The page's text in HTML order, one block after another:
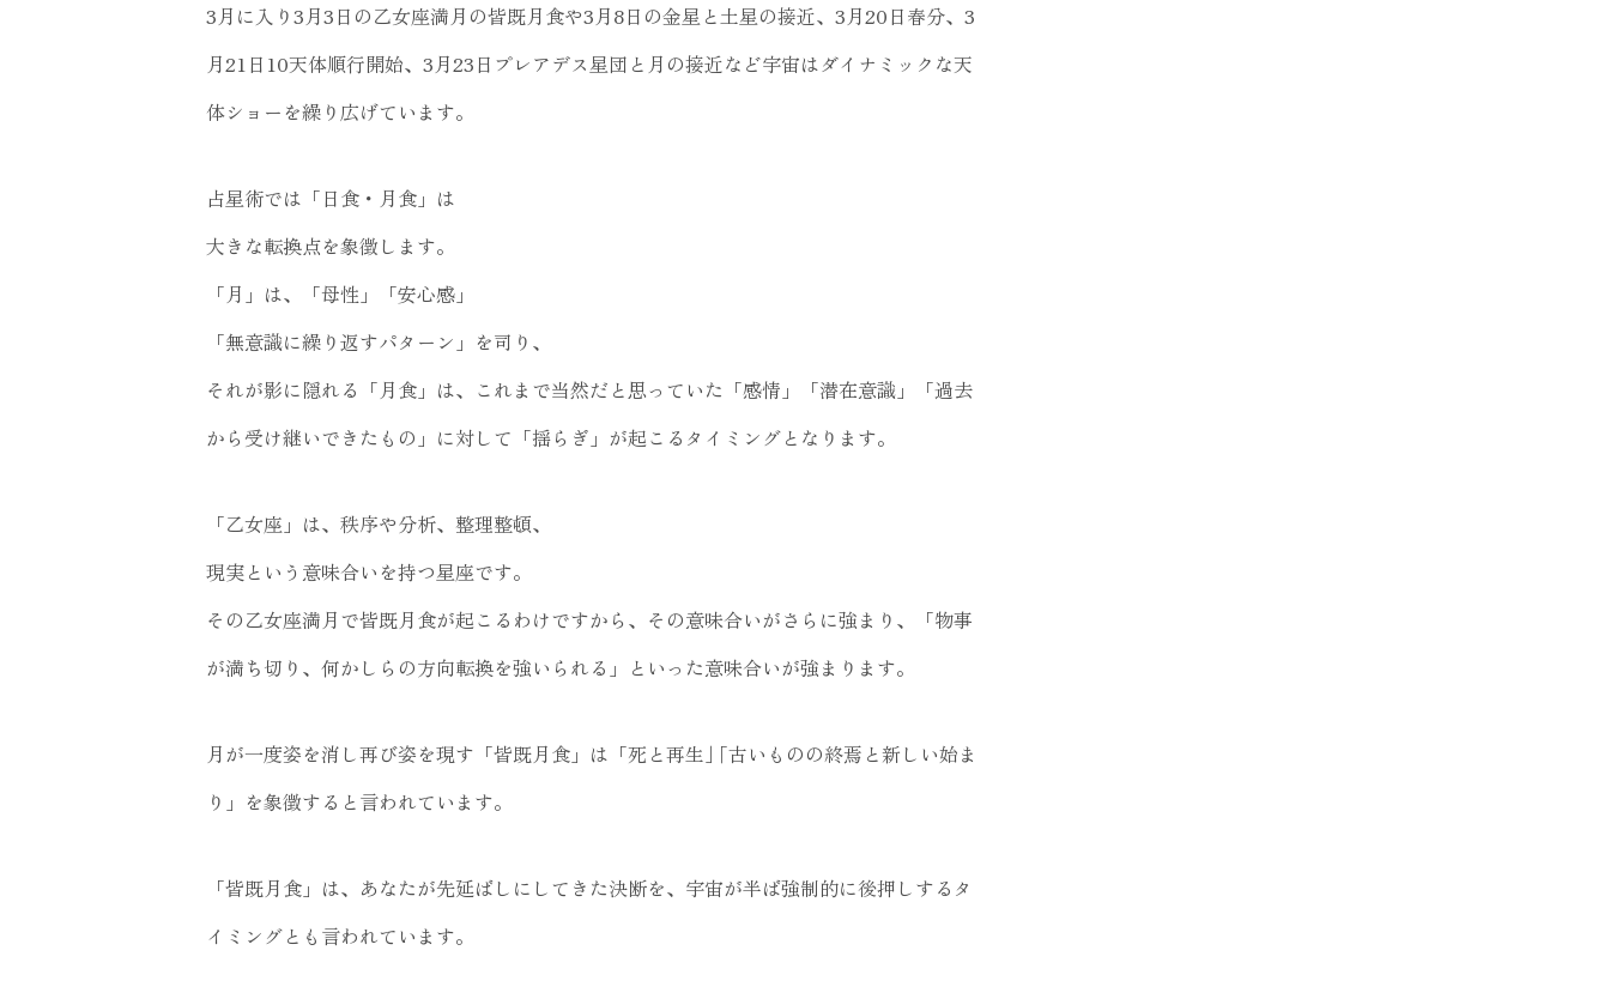
3月に入り3月3日の乙女座満月の皆既月食や3月8日の金星と土星の接近、3月20日春分、3
月21日10天体順行開始、3月23日プレアデス星団と月の接近など宇宙はダイナミックな天
体ショーを繰り広げています。
占星術では「日食・月食」は
大きな転換点を象徴します。
「月」は、「母性」「安心感」
「無意識に繰り返すパターン」を司り、
それが影に隠れる「月食」は、これまで当然だと思っていた「感情」「潜在意識」「過去
から受け継いできたもの」に対して「揺らぎ」が起こるタイミングとなります。
「乙女座」は、秩序や分析、整理整頓、
現実という意味合いを持つ星座です。
その乙女座満月で皆既月食が起こるわけですから、その意味合いがさらに強まり、「物事
が満ち切り、何かしらの方向転換を強いられる」といった意味合いが強まります。
月が一度姿を消し再び姿を現す「皆既月食」は「死と再生｣ ｢古いものの終焉と新しい始ま
り」を象徴すると言われています。
「皆既月食」は、あなたが先延ばしにしてきた決断を、宇宙が半ば強制的に後押しするタ
イミングとも言われています。